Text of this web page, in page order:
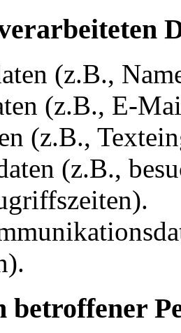
(z.B.,
(z.B., E-
(z.B.,
(z.B.,
betroffener